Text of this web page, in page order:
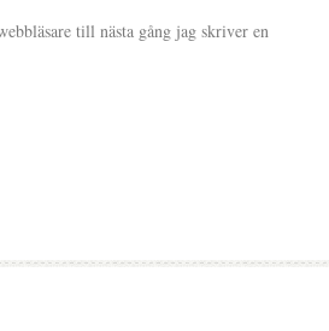
till nästa gång jag skriver en